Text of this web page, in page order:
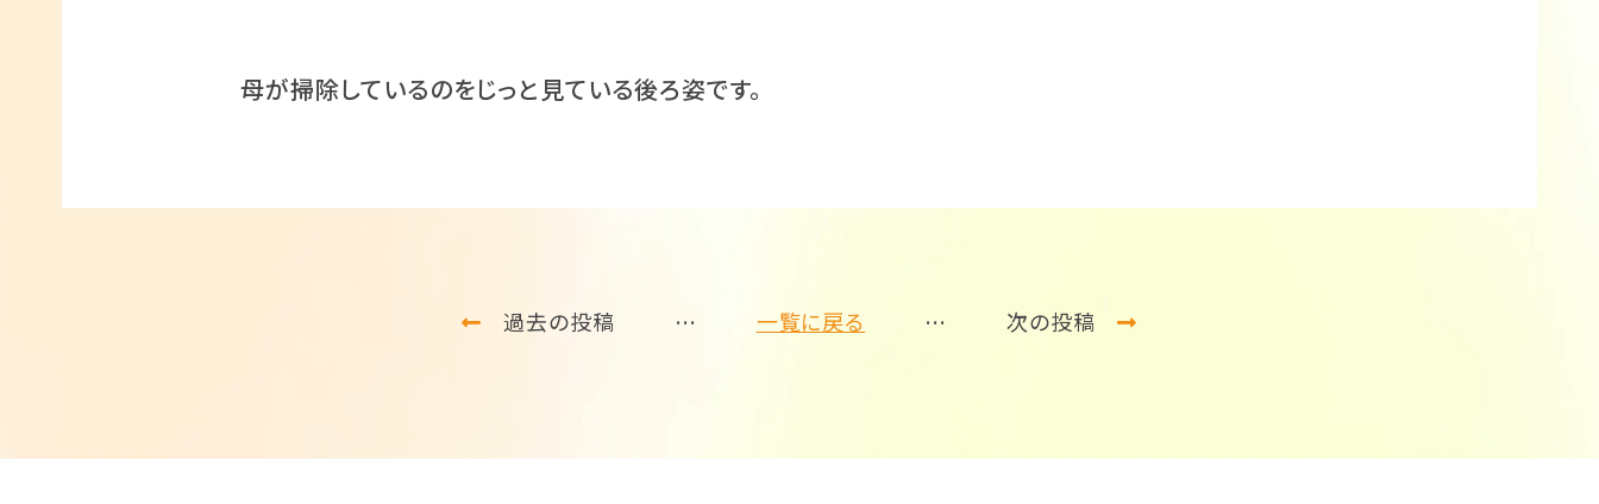
母が掃除しているのをじっと見ている後ろ姿です。
過去の投稿 … 一覧に戻る … 次の投稿